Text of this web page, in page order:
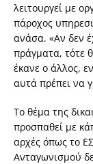
λειτουργεί με
πάροχος
ανάσα. «Αν δεν
πράγματα, τότε
έκανε ο άλλος,
αυτά πρέπει να
Το θέμα της
προσπαθεί με
αρχές όπως το
Ανταγωνισμού